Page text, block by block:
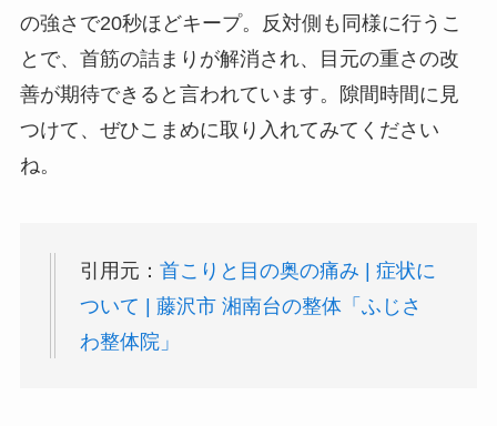
の強さで20秒ほどキープ。反対側も同様に行うこ
とで、首筋の詰まりが解消され、目元の重さの改
善が期待できると言われています。隙間時間に見
つけて、ぜひこまめに取り入れてみてください
ね。
引用元： 首こりと目の奥の痛み | 症状に
ついて | 藤沢市 湘南台の整体「ふじさ
わ整体院」